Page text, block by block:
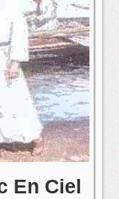
En Ciel